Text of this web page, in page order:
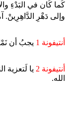
كَما كَان في البَدْءِ
وإلى دَهْرِ الدَّاهِرِينْ.
أنتيفونة 1 يجبُ أن
أنتيفونة 2
يا
الله.